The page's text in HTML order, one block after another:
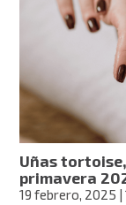
Uñas
primavera
19 febrero, 2025 |